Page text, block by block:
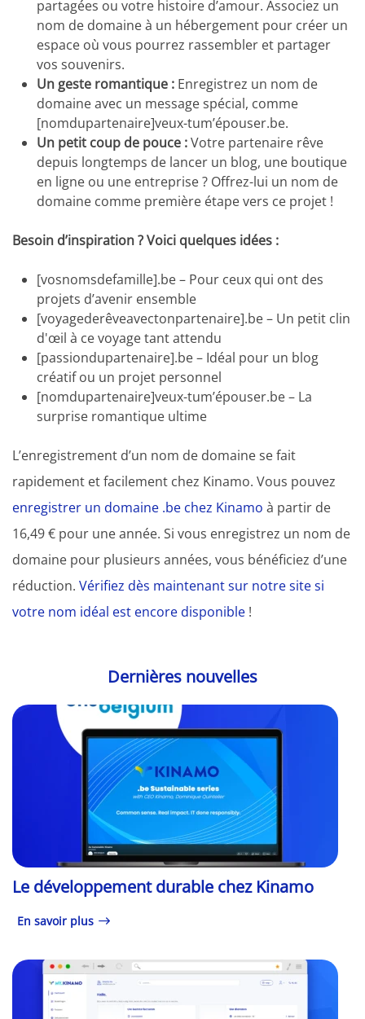
partagées ou votre histoire d’amour. Associez un
nom de domaine à un hébergement pour créer un
espace où vous pourrez rassembler et partager
vos souvenirs.
Un geste romantique : Enregistrez un nom de
domaine avec un message spécial, comme
[nomdupartenaire]veux-tum’épouser.be.
Un petit coup de pouce :Votre partenaire rêve
depuis longtemps de lancer un blog, une boutique
en ligne ou une entreprise ? Offrez-lui un nom de
domaine comme première étape vers ce projet !
Besoin d’inspiration ? Voici quelques idées :
[vosnomsdefamille].be – Pour ceux qui ont des
projets d’avenir ensemble
[voyagederêveavectonpartenaire].be – Un petit clin
d'œil à ce voyage tant attendu
[passiondupartenaire].be – Idéal pour un blog
créatif ou un projet personnel
[nomdupartenaire]veux-tum’épouser.be – La
surprise romantique ultime
L’enregistrement d’un nom de domaine se fait
rapidement et facilement chez Kinamo. Vous pouvez
enregistrer un domaine .be chez Kinamo à partir de
16,49 € pour une année. Si vous enregistrez un nom de
domaine pour plusieurs années, vous bénéficiez d’une
réduction. Vérifiez dès maintenant sur notre site si
votre nom idéal est encore disponible !
Dernières nouvelles
Le développement durable chez Kinamo
En savoir plus